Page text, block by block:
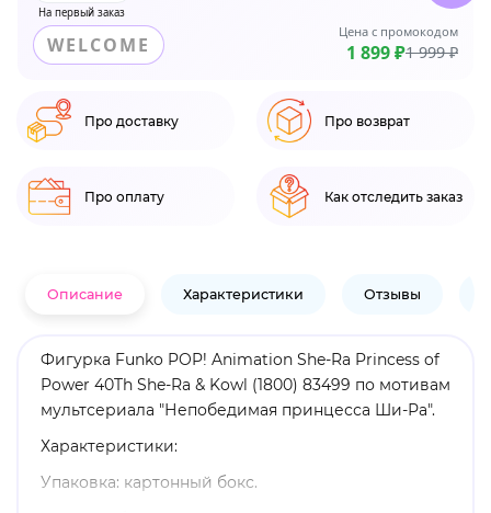
На первый заказ
WELCOME
Цена с промокодом
1 899 ₽1 999 ₽
Про доставку Про возврат
Про оплату Как отследить заказ
Описание Характеристики Отзывы
Фигурка Funko POP! Animation She-Ra Princess of
Power 40Th She-Ra & Kowl (1800) 83499 по мотивам
мультсериала "Непобедимая принцесса Ши-Ра".
Характеристики:
Упаковка: картонный бокс.